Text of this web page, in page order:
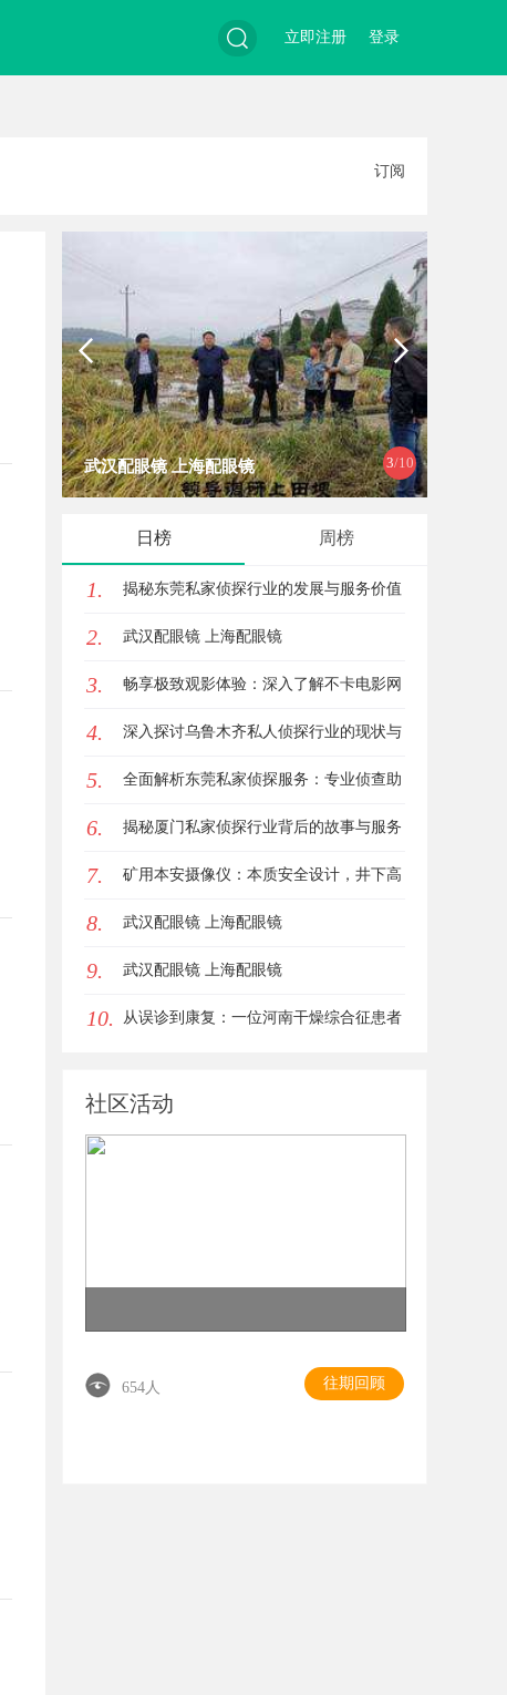
登录
立即注册
订阅
3/10
武汉配眼镜 上海配眼镜
日榜 周榜
1. 揭秘东莞私家侦探行业的发展与服务价值
2. 武汉配眼镜 上海配眼镜
3. 畅享极致观影体验：深入了解不卡电影网
的独特优势与使用指南
4. 深入探讨乌鲁木齐私人侦探行业的现状与
发展趋势
5. 全面解析东莞私家侦探服务：专业侦查助
您解决各种疑难问题
6. 揭秘厦门私家侦探行业背后的故事与服务
价值
7. 矿用本安摄像仪：本质安全设计，井下高
危区域放心用
8. 武汉配眼镜 上海配眼镜
9. 武汉配眼镜 上海配眼镜
10. 从误诊到康复：一位河南干燥综合征患者
社区活动
654人 往期回顾